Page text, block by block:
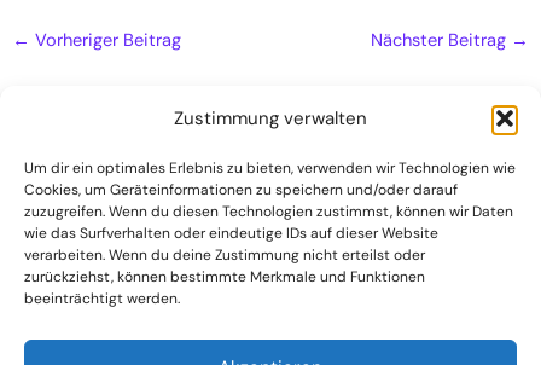
Zustimmung verwalten
Um dir ein optimales Erlebnis zu bieten, verwenden wir Technologien wie
Cookies, um Geräteinformationen zu speichern und/oder darauf
zuzugreifen. Wenn du diesen Technologien zustimmst, können wir Daten
wie das Surfverhalten oder eindeutige IDs auf dieser Website
verarbeiten. Wenn du deine Zustimmung nicht erteilst oder
zurückziehst, können bestimmte Merkmale und Funktionen
beeinträchtigt werden.
← Vorheriger Beitrag Nächster Beitrag →
Naturheilpraxis
Kontakt
Datenschutzerklärung